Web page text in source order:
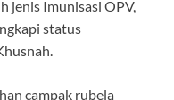
jenis Imunisasi OPV,
status
campak rubela